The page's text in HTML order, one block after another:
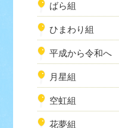
ばら組
ひまわり組
平成から令和へ
月星組
空虹組
花夢組